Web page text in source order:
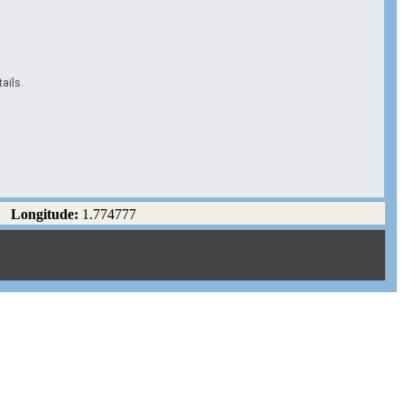
Longitude: 1.774777